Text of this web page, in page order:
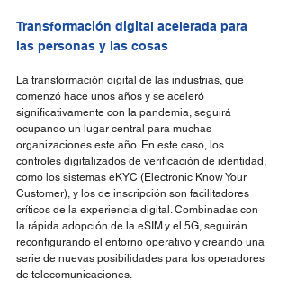
Transformación digital acelerada para
las personas y las cosas
La transformación digital de las industrias, que
comenzó hace unos años y se aceleró
significativamente con la pandemia, seguirá
ocupando un lugar central para muchas
organizaciones este año. En este caso, los
controles digitalizados de verificación de identidad,
como los sistemas eKYC (Electronic Know Your
Customer), y los de inscripción son facilitadores
críticos de la experiencia digital. Combinadas con
la rápida adopción de la eSIM y el 5G, seguirán
reconfigurando el entorno operativo y creando una
serie de nuevas posibilidades para los operadores
de telecomunicaciones.